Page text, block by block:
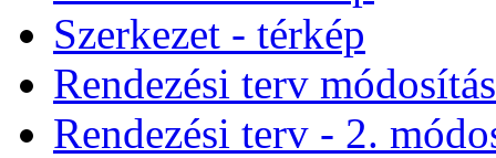
Szerkezet - térkép
Rendezési terv
Rendezési terv - 2.